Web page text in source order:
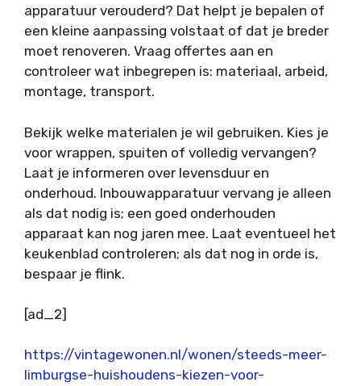
apparatuur verouderd? Dat helpt je bepalen of
een kleine aanpassing volstaat of dat je breder
moet renoveren. Vraag offertes aan en
controleer wat inbegrepen is: materiaal, arbeid,
montage, transport.
Bekijk welke materialen je wil gebruiken. Kies je
voor wrappen, spuiten of volledig vervangen?
Laat je informeren over levensduur en
onderhoud. Inbouwapparatuur vervang je alleen
als dat nodig is; een goed onderhouden
apparaat kan nog jaren mee. Laat eventueel het
keukenblad controleren; als dat nog in orde is,
bespaar je flink.
[ad_2]
https://vintagewonen.nl/wonen/steeds-meer-
limburgse-huishoudens-kiezen-voor-